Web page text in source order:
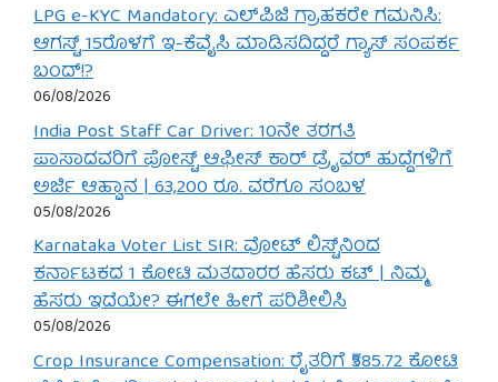
LPG e-KYC Mandatory: ಎಲ್‌ಪಿಜಿ ಗ್ರಾಹಕರೇ ಗಮನಿಸಿ:
ಆಗಸ್ಟ್ 15ರೊಳಗೆ ಇ-ಕೆವೈಸಿ ಮಾಡಿಸದಿದ್ದರೆ ಗ್ಯಾಸ್ ಸಂಪರ್ಕ
ಬಂದ್!?
06/08/2026
India Post Staff Car Driver: 10ನೇ ತರಗತಿ
ಪಾಸಾದವರಿಗೆ ಪೋಸ್ಟ್ ಆಫೀಸ್ ಕಾರ್ ಡ್ರೈವರ್ ಹುದ್ದೆಗಳಿಗೆ
ಅರ್ಜಿ ಆಹ್ವಾನ | 63,200 ರೂ. ವರೆಗೂ ಸಂಬಳ
05/08/2026
Karnataka Voter List SIR: ವೋಟ್ ಲಿಸ್ಟ್‌ನಿಂದ
ಕರ್ನಾಟಕದ 1 ಕೋಟಿ ಮತದಾರರ ಹೆಸರು ಕಟ್ | ನಿಮ್ಮ
ಹೆಸರು ಇದೆಯೇ? ಈಗಲೇ ಹೀಗೆ ಪರಿಶೀಲಿಸಿ
05/08/2026
Crop Insurance Compensation: ರೈತರಿಗೆ ₹585.72 ಕೋಟಿ